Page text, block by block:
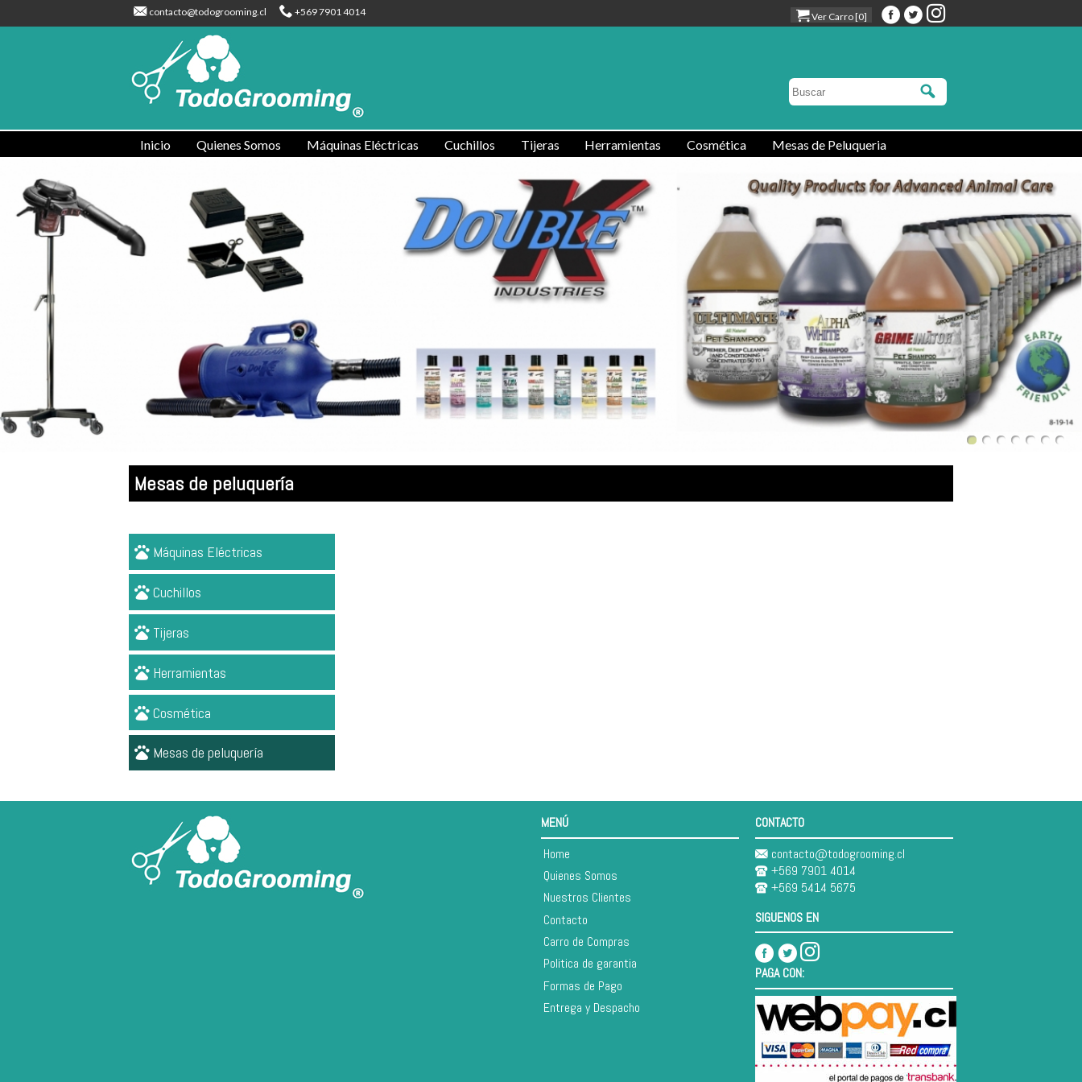
contacto@todogrooming.cl +569 7901 4014 Ver Carro [0]
Inicio Quienes Somos Máquinas Eléctricas Cuchillos Tijeras Herramientas Cosmética Mesas de Peluqueria
Mesas de peluquería
Máquinas Eléctricas
Cuchillos
Tijeras
Herramientas
Cosmética
Mesas de peluquería
MENÚ
Home
Quienes Somos
Nuestros Clientes
Contacto
Carro de Compras
Politica de garantia
Formas de Pago
Entrega y Despacho
CONTACTO
contacto@todogrooming.cl
+569 7901 4014
+569 5414 5675
SIGUENOS EN
PAGA CON: